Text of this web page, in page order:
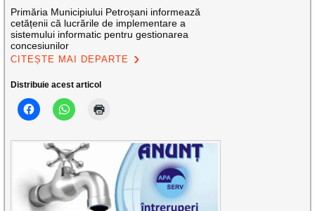
Primăria Municipiului Petroșani informează
cetățenii că lucrările de implementare a
sistemului informatic pentru gestionarea
concesiunilor
CITEȘTE MAI DEPARTE
Distribuie acest articol